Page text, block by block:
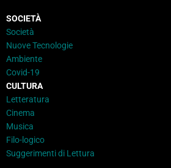
SOCIETÀ
Società
Nuove Tecnologie
Ambiente
Covid-19
CULTURA
Letteratura
Cinema
Musica
Filo-logico
Suggerimenti di Lettura